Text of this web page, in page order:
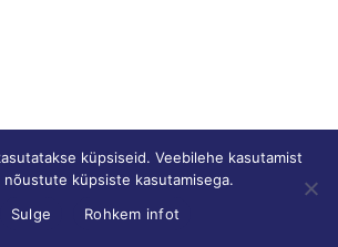
küpsiseid. Veebilehe kasutamist
nõustute küpsiste kasutamisega.
Sulge
Rohkem infot